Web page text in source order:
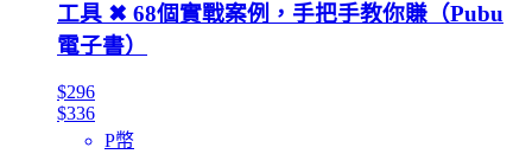
工具 ✖ 68個實戰案例，手把手教你賺（Pubu
電子書）
$296
$336
P幣